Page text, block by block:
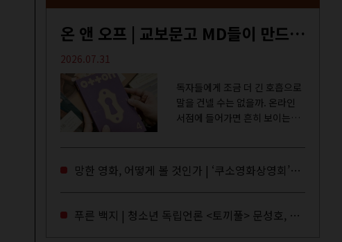
온 앤 오프 | 교보문고 MD들이 만드는 종이 잡지 <어떤>
2026.07.31
독자들에게 조금 더 긴 호흡으로
말을 건넬 수는 없을까. 온라인
서점에 들어가면 흔히 보이는
고 MD들의 고민 끝에 세상 밖으
로 나온 종이 잡지 어떤(otton).
망한 영화, 어떻게 볼 것인가 | ‘쿠소영화상영회’와 ‘가자미’의 이야기
푸른 백지 | 청소년 독립언론 <토끼풀> 문성호, 서부건